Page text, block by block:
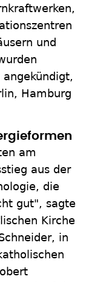
und
Hamburg
am
aus der
die
gut", sagte
Kirche
in